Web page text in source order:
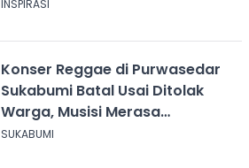
INSPIRASI
Konser Reggae di Purwasedar
Sukabumi Batal Usai Ditolak
Warga, Musisi Merasa
Didiskreditkan
SUKABUMI